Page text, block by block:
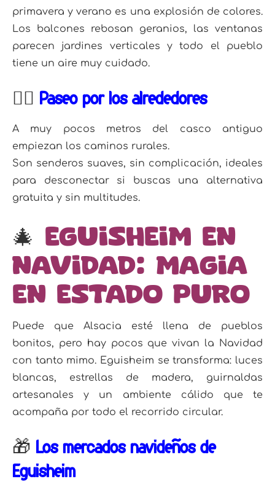
primavera y verano es una explosión de colores.
Los balcones rebosan geranios, las ventanas
parecen jardines verticales y todo el pueblo
tiene un aire muy cuidado.
🚶‍♀️ Paseo por los alrededores
A muy pocos metros del casco antiguo
empiezan los caminos rurales.
Son senderos suaves, sin complicación, ideales
para desconectar si buscas una alternativa
gratuita y sin multitudes.
🎄 Eguisheim en
Navidad: magia
en estado puro
Puede que Alsacia esté llena de pueblos
bonitos, pero hay pocos que vivan la Navidad
con tanto mimo. Eguisheim se transforma: luces
blancas, estrellas de madera, guirnaldas
artesanales y un ambiente cálido que te
acompaña por todo el recorrido circular.
🎁 Los mercados navideños de
Eguisheim